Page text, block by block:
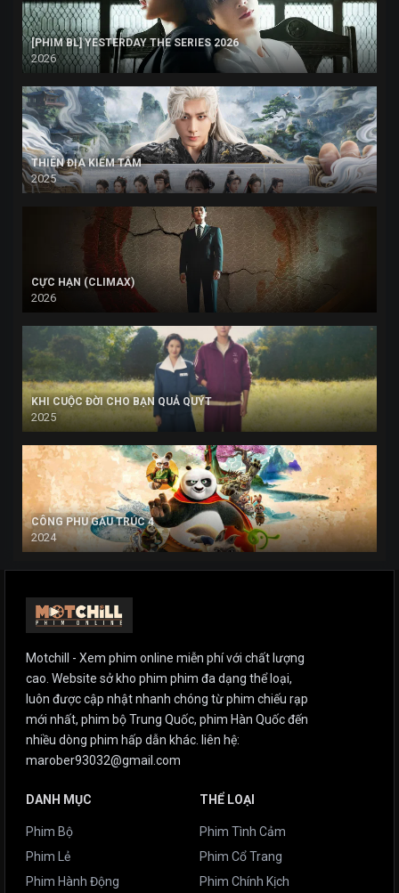
[PHIM BL] YESTERDAY THE SERIES 2026
2026
THIÊN ĐỊA KIẾM TÂM
2025
CỰC HẠN (CLIMAX)
2026
KHI CUỘC ĐỜI CHO BẠN QUẢ QUÝT
2025
CÔNG PHU GẤU TRÚC 4
2024
Motchill - Xem phim online miễn phí với chất lượng
cao. Website sở kho phim phim đa dạng thể loại,
luôn được cập nhật nhanh chóng từ phim chiếu rạp
mới nhất, phim bộ Trung Quốc, phim Hàn Quốc đến
nhiều dòng phim hấp dẫn khác. liên hệ:
marober93032@gmail.com
DANH MỤC
Phim Bộ
Phim Lẻ
Phim Hành Động
THỂ LOẠI
Phim Tình Cảm
Phim Cổ Trang
Phim Chính Kịch